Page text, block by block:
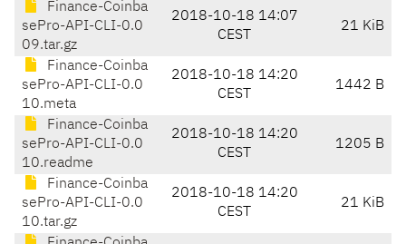
Finance-Coinba
sePro-API-CLI-0.0
09.tar.gz
2018-10-18 14:07
CEST
21 KiB
Finance-Coinba
sePro-API-CLI-0.0
10.meta
2018-10-18 14:20
CEST
1442 B
Finance-Coinba
sePro-API-CLI-0.0
10.readme
2018-10-18 14:20
CEST
1205 B
Finance-Coinba
sePro-API-CLI-0.0
10.tar.gz
2018-10-18 14:20
CEST
21 KiB